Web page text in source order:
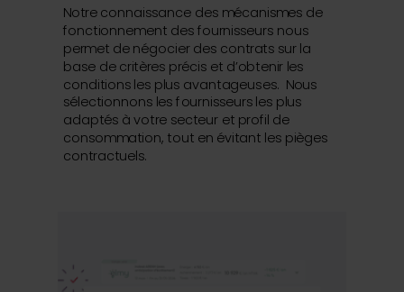
Notre connaissance des mécanismes de
fonctionnement des fournisseurs nous
permet de négocier des contrats sur la
base de critères précis et d’obtenir les
conditions les plus avantageuses. Nous
sélectionnons les fournisseurs les plus
adaptés à votre secteur et profil de
consommation, tout en évitant les pièges
contractuels.